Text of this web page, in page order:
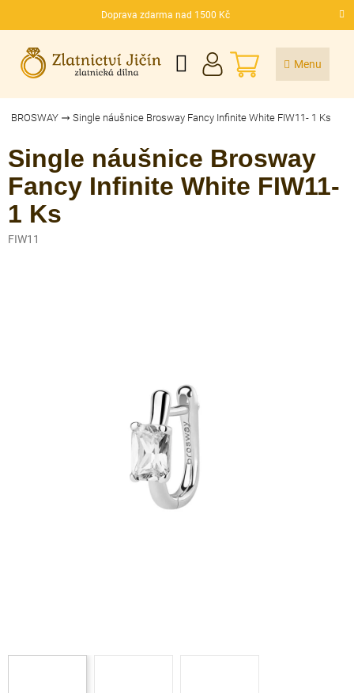
Doprava zdarma nad 1500 Kč
CZK
NÁKUPNÍ
KOŠÍK
BROSWAY Single náušnice Brosway Fancy Infinite White FIW11- 1 Ks
Single náušnice Brosway
Fancy Infinite White FIW11-
1 Ks
FIW11